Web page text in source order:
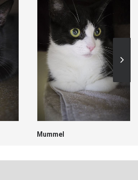
Mummel